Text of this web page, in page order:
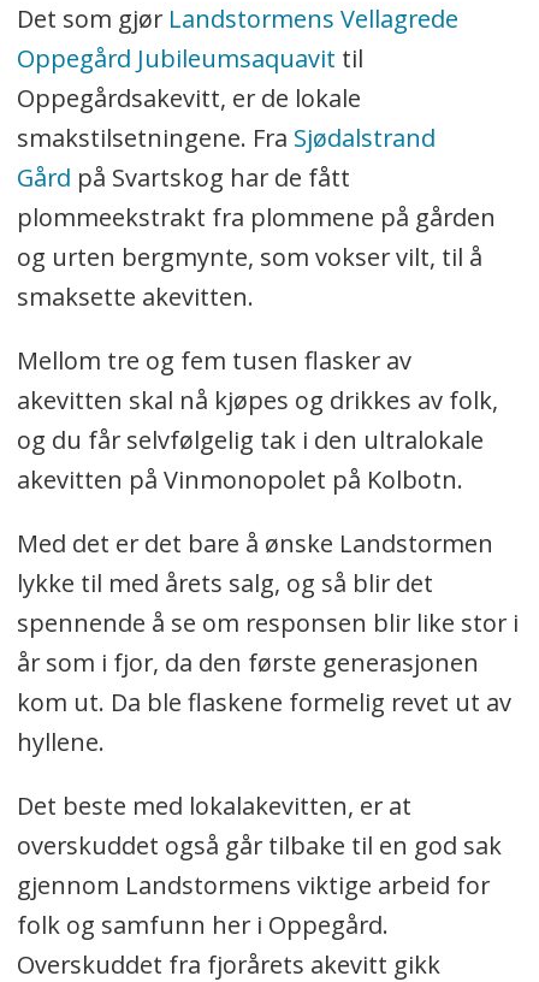
Det som gjør Landstormens Vellagrede
Oppegård Jubileumsaquavit til
Oppegårdsakevitt, er de lokale
smakstilsetningene. Fra Sjødalstrand
Gård på Svartskog har de fått
plommeekstrakt fra plommene på gården
og urten bergmynte, som vokser vilt, til å
smaksette akevitten.
Mellom tre og fem tusen flasker av
akevitten skal nå kjøpes og drikkes av folk,
og du får selvfølgelig tak i den ultralokale
akevitten på Vinmonopolet på Kolbotn.
Med det er det bare å ønske Landstormen
lykke til med årets salg, og så blir det
spennende å se om responsen blir like stor i
år som i fjor, da den første generasjonen
kom ut. Da ble flaskene formelig revet ut av
hyllene.
Det beste med lokalakevitten, er at
overskuddet også går tilbake til en god sak
gjennom Landstormens viktige arbeid for
folk og samfunn her i Oppegård.
Overskuddet fra fjorårets akevitt gikk